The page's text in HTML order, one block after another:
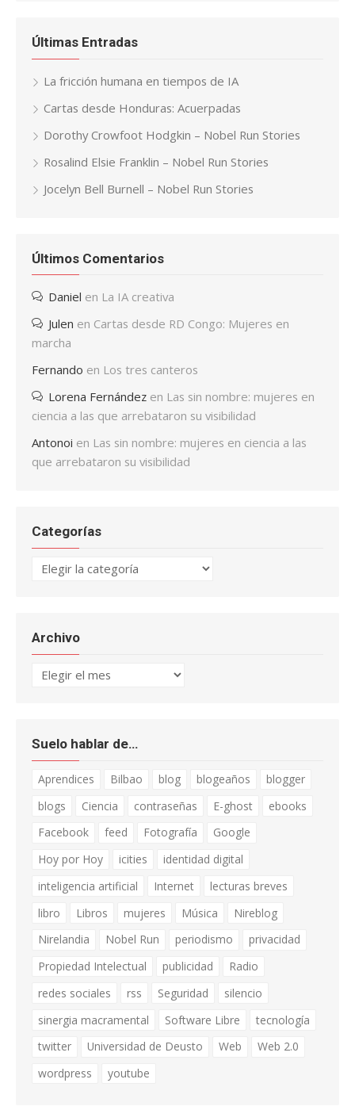
Últimas Entradas
La fricción humana en tiempos de IA
Cartas desde Honduras: Acuerpadas
Dorothy Crowfoot Hodgkin – Nobel Run Stories
Rosalind Elsie Franklin – Nobel Run Stories
Jocelyn Bell Burnell – Nobel Run Stories
Últimos Comentarios
Daniel en La IA creativa
Julen en Cartas desde RD Congo: Mujeres en
marcha
Fernando en Los tres canteros
Lorena Fernández en Las sin nombre: mujeres en
ciencia a las que arrebataron su visibilidad
Antonoi en Las sin nombre: mujeres en ciencia a las
que arrebataron su visibilidad
Categorías
Categorías
Archivo
Archivo
Suelo hablar de…
Aprendices Bilbao blog blogeaños
blogger
blogs
Ciencia contraseñas E-ghost
ebooks
Facebook
feed Fotografía
Google
Hoy por Hoy
icities
identidad digital
inteligencia artificial
Internet
lecturas breves
libro
Libros mujeres Música
Nireblog
Nirelandia
Nobel Run periodismo
privacidad
Propiedad Intelectual
publicidad
Radio
redes sociales
rss Seguridad
silencio
sinergia macramental
Software Libre
tecnología
twitter
Universidad de Deusto Web
Web 2.0
wordpress
youtube